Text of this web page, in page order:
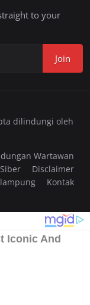
to your
Join
dilindungi oleh
Wartawan
Disclaimer
Kontak